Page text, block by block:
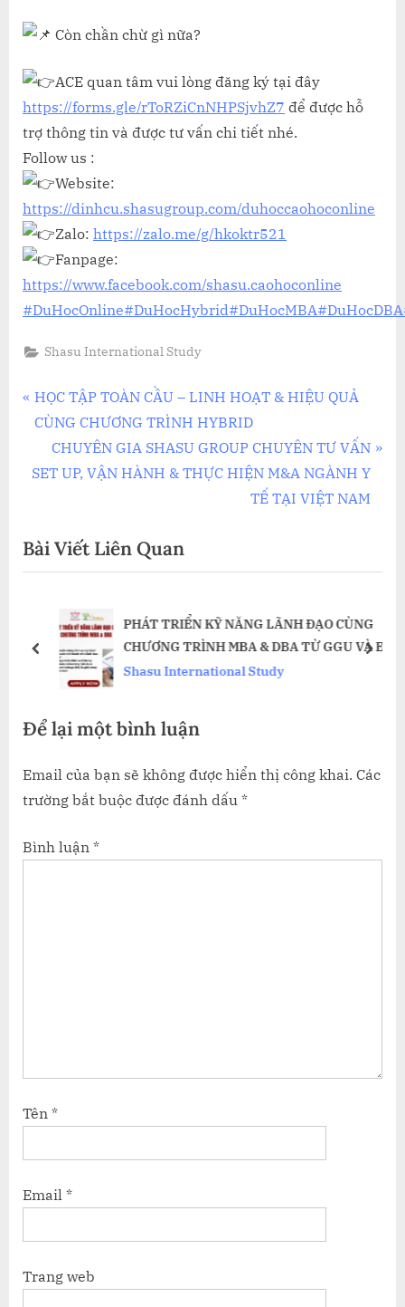
Còn chần chừ gì nữa?
ACE quan tâm vui lòng đăng ký tại đây
https://forms.gle/rToRZiCnNHPSjvhZ7 để được hỗ
trợ thông tin và được tư vấn chi tiết nhé.
Follow us :
Website:
https://dinhcu.shasugroup.com/duhoccaohoconline
Zalo: https://zalo.me/g/hkoktr521
Fanpage:
https://www.facebook.com/shasu.caohoconline
#DuHocOnline#DuHocHybrid#DuHocMBA#DuHocDBA
Shasu International Study
Điều
hướng
bài
P
r
v
u
s
s
HỌC TẬP TOÀN CẦU – LINH HOẠT & HIỆU QUẢ
CÙNG CHƯƠNG TRÌNH HYBRID
N
e
P
o
CHUYÊN GIA SHASU GROUP CHUYÊN TƯ VẤN
SET UP, VẬN HÀNH & THỰC HIỆN M&A NGÀNH Y
TẾ TẠI VIỆT NAM
Bài Viết Liên Quan
PHÁT TRIỂN KỸ NĂNG LÃNH ĐẠO CÙNG
CHƯƠNG TRÌNH MBA & DBA TỪ GGU VÀ EC
Shasu International Study
prev next
Để lại một bình luận
Email của bạn sẽ không được hiển thị công khai. Các
trường bắt buộc được đánh dấu *
Bình luận *
Tên *
Email *
Trang web